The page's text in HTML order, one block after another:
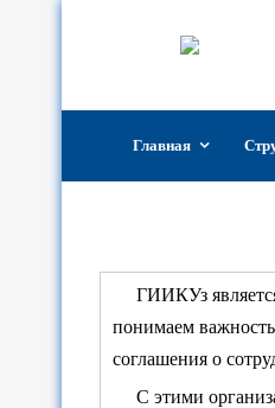
содержимому
Главная
ГИИКУз
понимаем
соглашения о
С этими